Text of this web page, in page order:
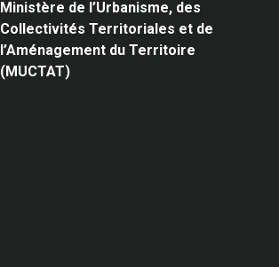
Ministère de l’Urbanisme, des
Collectivités Territoriales et de
l’Aménagement du Territoire
(MUCTAT)